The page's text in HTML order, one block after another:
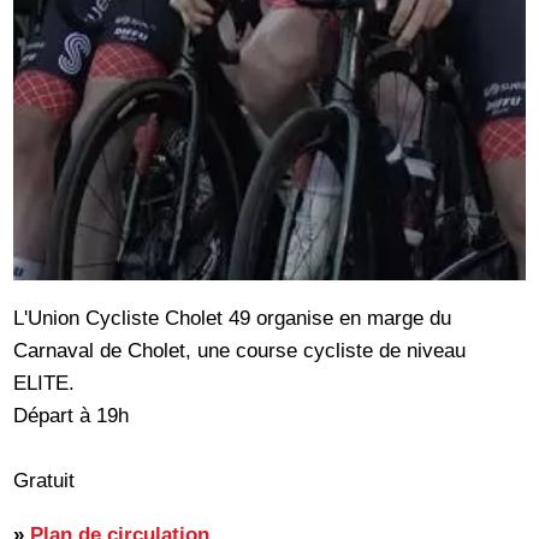
L'Union Cycliste Cholet 49 organise en marge du
Carnaval de Cholet, une course cycliste de niveau
ELITE.
Départ à 19h
Gratuit
» Plan de circulation